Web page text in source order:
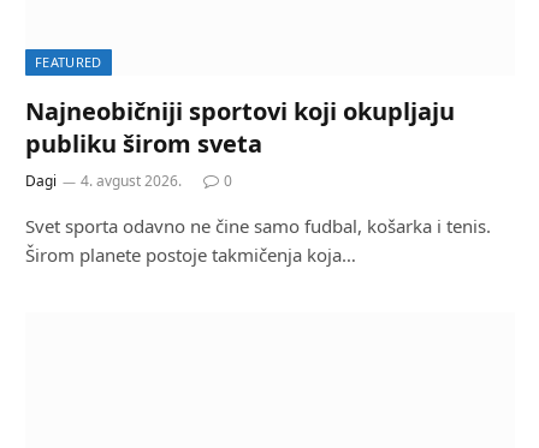
FEATURED
Najneobičniji sportovi koji okupljaju
publiku širom sveta
Dagi 4. avgust 2026. 0
Svet sporta odavno ne čine samo fudbal, košarka i tenis.
Širom planete postoje takmičenja koja…